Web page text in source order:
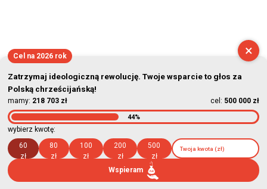
×
Cel na 2026 rok
Zatrzymaj ideologiczną rewolucję. Twoje wsparcie to głos za
Polską chrześcijańską!
mamy: 218 703 zł cel: 500 000 zł
44%
wybierz kwotę:
60
zł
80
zł
100
zł
200
zł
500
zł
Wspieram